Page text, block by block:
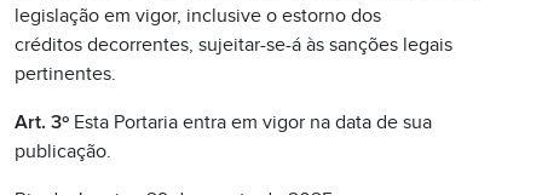
legislação em vigor, inclusive o estorno dos
créditos decorrentes, sujeitar-se-á às sanções legais
pertinentes.
Art. 3º Esta Portaria entra em vigor na data de sua
publicação.